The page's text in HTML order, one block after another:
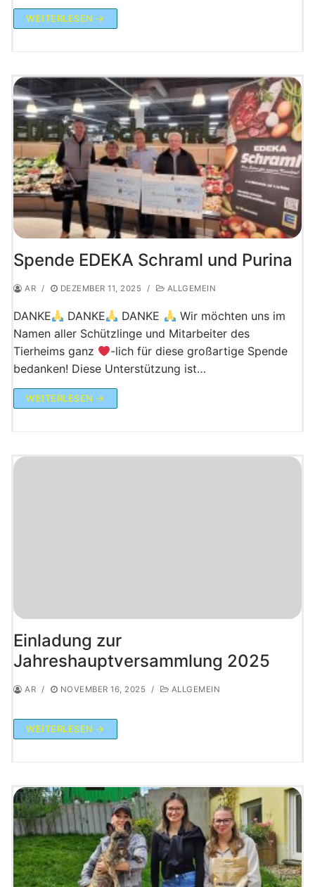
WEITERLESEN →
Spende EDEKA Schraml und Purina
AR / DEZEMBER 11, 2025 / ALLGEMEIN
DANKE DANKE DANKE
Wir möchten uns im
Namen aller Schützlinge und Mitarbeiter des
Tierheims ganz
-lich für diese großartige Spende
bedanken! Diese Unterstützung ist…
WEITERLESEN →
Einladung zur
Jahreshauptversammlung 2025
AR / NOVEMBER 16, 2025 / ALLGEMEIN
WEITERLESEN →